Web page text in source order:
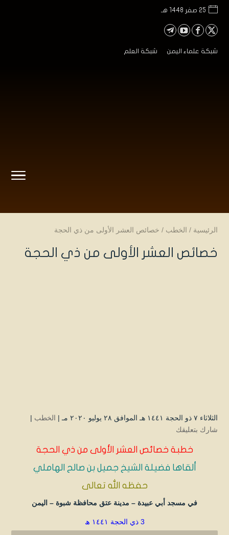
25 صفر 1448 هـ
شبكة علماء اليمن شبكة العلم
الرئيسية / الخطب / خصائص العشر الأولى من ذي الحجة
خصائص العشر الأولى من ذي الحجة
الثلاثاء ۷ ذو الحجة ۱٤٤۱ هـ الموافق ۲۸ يوليو ۲۰۲۰ مـ | الخطب |
شارك بتعليقك
خطبة خصائص العشر الأولى من ذي الحجة
ألقاها فضيلة الشيخ جميل بن صالح الهاملي
حفظه الله تعالى
في مسجد أبي عبيدة – مدينة عتق محافظة شبوة – اليمن
3 ذي الحجة ١٤٤١ ھ